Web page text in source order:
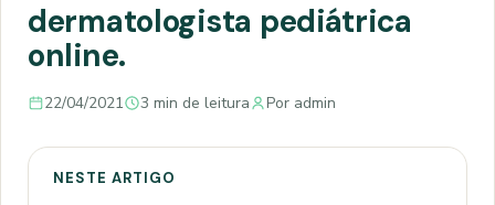
dermatologista pediátrica
online.
22/04/2021 3 min de leitura Por admin
NESTE ARTIGO